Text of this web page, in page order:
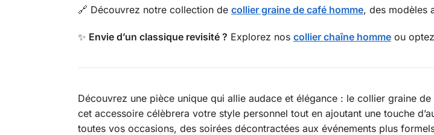
🔗 Découvrez notre collection de collier graine de café homme, des modèles
✨ Envie d’un classique revisité ? Explorez nos collier chaîne hommeou
Découvrez une pièce unique qui allie audace et élégance : le collier graine
cet accessoire célèbrera votre style personnel tout en ajoutant une touche
toutes vos occasions, des soirées décontractées aux événements plus